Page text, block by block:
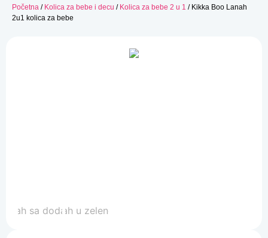
Početna / Kolica za bebe i decu / Kolica za bebe 2 u 1 / Kikka Boo Lanah
2u1 kolica za bebe